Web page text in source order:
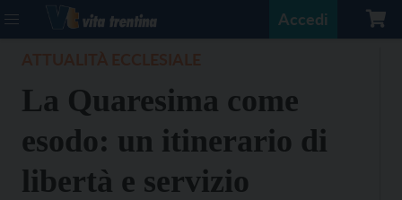
Accedi
La Quaresima come
esodo: un itinerario di
libertà e servizio